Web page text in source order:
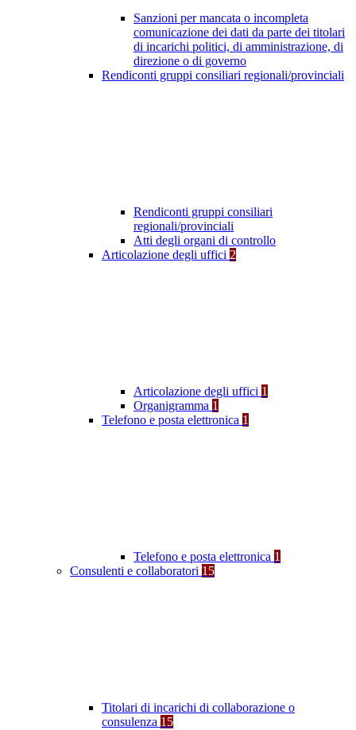
Sanzioni per mancata o incompleta
comunicazione dei dati da parte dei titolari
di incarichi politici, di amministrazione, di
direzione o di governo
Rendiconti gruppi consiliari regionali/provinciali
Rendiconti gruppi consiliari
regionali/provinciali
Atti degli organi di controllo
Articolazione degli uffici 2
Articolazione degli uffici 1
Organigramma 1
Telefono e posta elettronica 1
Telefono e posta elettronica 1
Consulenti e collaboratori 15
Titolari di incarichi di collaborazione o
consulenza 15